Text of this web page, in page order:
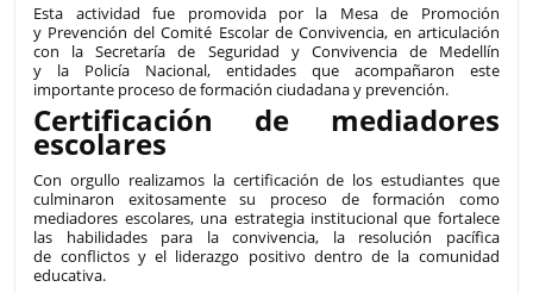
Esta actividad fue promovida por la Mesa de Promoción
y Prevención del Comité Escolar de Convivencia, en articulación
con la Secretaría de Seguridad y Convivencia de Medellín
y la Policía Nacional, entidades que acompañaron este
importante proceso de formación ciudadana y prevención.
Certificación de mediadores
escolares
Con orgullo realizamos la certificación de los estudiantes que
culminaron exitosamente su proceso de formación como
mediadores escolares, una estrategia institucional que fortalece
las habilidades para la convivencia, la resolución pacífica
de conflictos y el liderazgo positivo dentro de la comunidad
educativa.